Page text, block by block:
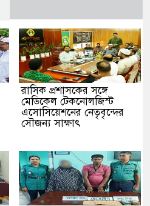
​রাসিক প্রশাসকের সঙ্গে
মেডিকেল টেকনোলজিস্ট
এসোসিয়েশনের নেতৃবৃন্দের
সৌজন্য সাক্ষাৎ